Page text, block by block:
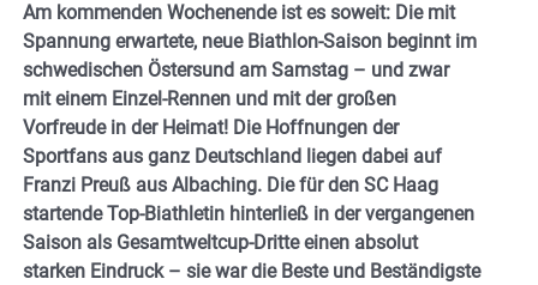
Am kommenden Wochenende ist es soweit: Die mit
Spannung erwartete, neue Biathlon-Saison beginnt im
schwedischen Östersund am Samstag – und zwar
mit einem Einzel-Rennen und mit der großen
Vorfreude in der Heimat! Die Hoffnungen der
Sportfans aus ganz Deutschland liegen dabei auf
Franzi Preuß aus Albaching. Die für den SC Haag
startende Top-Biathletin hinterließ in der vergangenen
Saison als Gesamtweltcup-Dritte einen absolut
starken Eindruck – sie war die Beste und Beständigste